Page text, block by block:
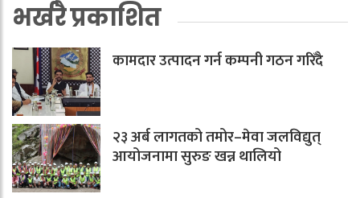
भर्खरै प्रकाशित
कामदार उत्पादन गर्न कम्पनी गठन गरिँदै
२३ अर्ब लागतको तमोर–मेवा जलविद्युत्
आयोजनामा सुरुङ खन्न थालियो